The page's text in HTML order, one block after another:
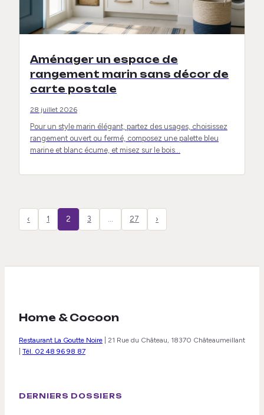
Aménager un espace de
rangement marin sans décor de
carte postale
28 juillet 2026
Pour un style marin élégant, partez des usages, choisissez
rangement ouvert ou fermé, composez une palette bleu
marine et blanc écume, et misez sur le bois…
‹ 1 2 3 … 27 ›
Home & Cocoon
Restaurant La Goutte Noire
21 Rue du Château, 18370 Châteaumeillant
Tél. 02 48 96 98 87
DERNIERS DOSSIERS